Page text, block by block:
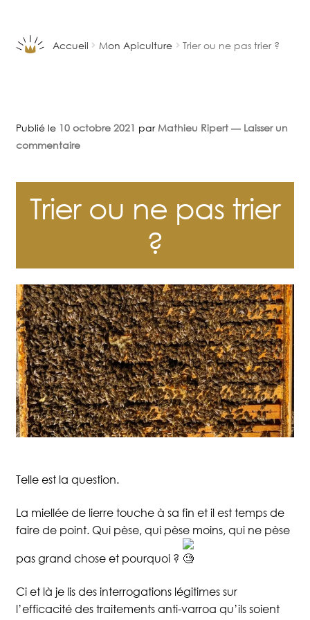
la
contenu
Accueil Boutique
Accueil Mon Apiculture Trier ou ne pas trier ?
Publié le 10 octobre 2021 parMathieu Ripert — Laisser un
commentaire
Trier ou ne pas trier
?
Telle est la question.
La miellée de lierre touche à sa fin et il est temps de
faire de point. Qui pèse, qui pèse moins, qui ne pèse
pas grand chose et pourquoi ?
Ci et là je lis des interrogations légitimes sur
l’efficacité des traitements anti-varroa qu’ils soient